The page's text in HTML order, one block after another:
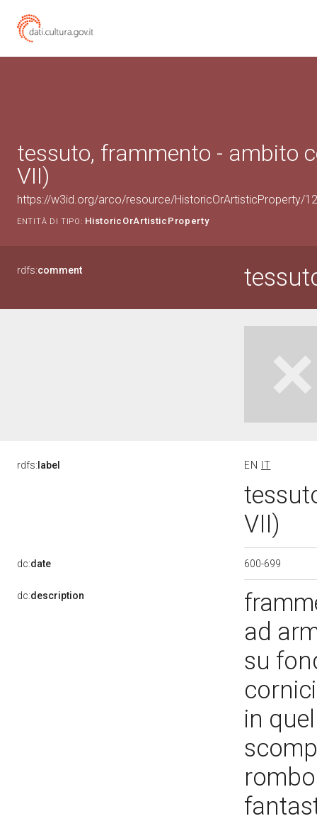
tessuto, frammento - ambito
VII)
https://w3id.org/arco/resource/HistoricOrArtisticProperty/
ENTITÀ DI TIPO: HistoricOrArtisticProperty
rdfs:comment
rdfs: label EN IT
VII)
dc:date 600-699
dc:description
ad
su
in